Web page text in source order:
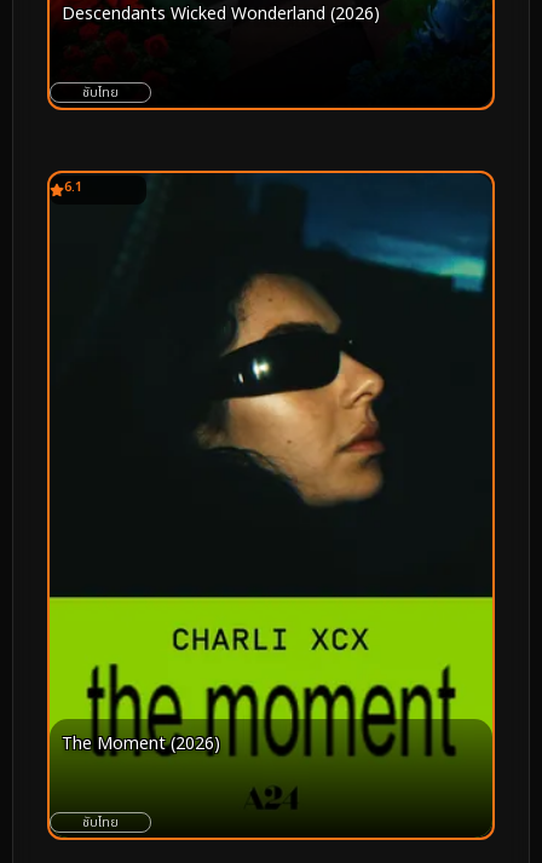
Descendants Wicked Wonderland (2026)
ซับไทย
6.1
The Moment (2026)
ซับไทย